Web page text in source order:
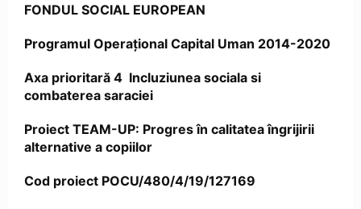
FONDUL SOCIAL EUROPEAN
Programul Operaţional Capital Uman 2014-2020
Axa prioritară 4 Incluziunea sociala si
combaterea saraciei
Proiect TEAM-UP: Progres în calitatea îngrijirii
alternative a copiilor
Cod proiect POCU/480/4/19/127169